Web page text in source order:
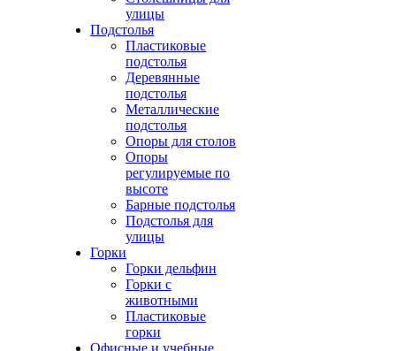
улицы
Подстолья
Пластиковые
подстолья
Деревянные
подстолья
Металлические
подстолья
Опоры для столов
Опоры
регулируемые по
высоте
Барные подстолья
Подстолья для
улицы
Горки
Горки дельфин
Горки с
животными
Пластиковые
горки
Офисные и учебные